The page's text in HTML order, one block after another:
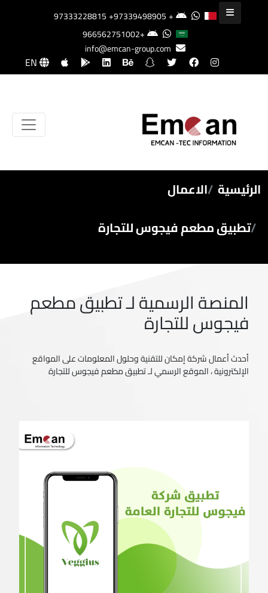
+97333228815
+97339498905
+966562751002
info@emcan-group.com
EN
الرئيسية الاعمال
تطبيق مطعم فيجوس للتجارة
المنصة الرسمية لـ تطبيق مطعم
فيجوس للتجارة
أحدث أعمال شركة إمكان للتقنية وحلول المعلومات على المواقع
الإلكترونية ، الموقع الرسمي لـ تطبيق مطعم فيجوس للتجارة